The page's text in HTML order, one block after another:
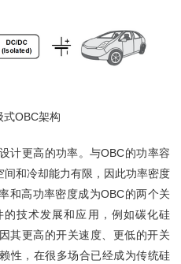
OBC架构
计更高的功率。与OBC的功率容
和冷却能力有限，因此功率密度
和高功率密度成为OBC的两个关
技术发展和应用，例如碳化硅
其更高的开关速度、更低的开关
性，在很多场合已经成为传统硅